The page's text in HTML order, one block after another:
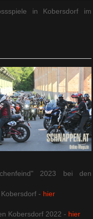
in Kobersdorf im
2023 bei den
- hier
Kobersdorf 2022 - hier